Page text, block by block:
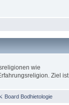
wie
Ziel ist
Board Bodhietologie